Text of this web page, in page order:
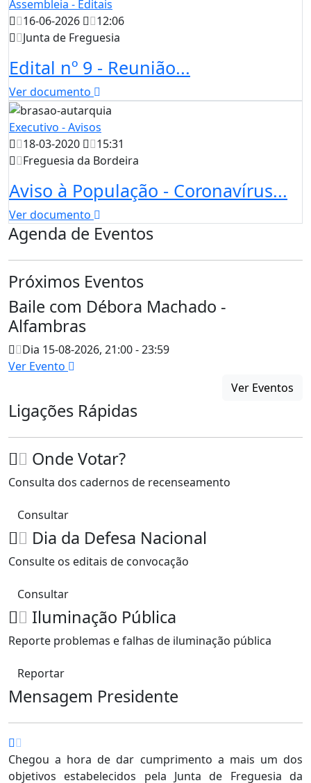
Assembleia - Editais
16-06-2026
12:06
Junta de Freguesia
Edital nº 9 - Reunião...
Ver documento
Executivo - Avisos
18-03-2020
15:31
Freguesia da Bordeira
Aviso à População - Coronavírus...
Ver documento
Agenda de Eventos
Próximos Eventos
Baile com Débora Machado -
Alfambras
Dia 15-08-2026, 21:00 - 23:59
Ver Evento
Ver Eventos
Ligações Rápidas
Onde Votar?
Consulta dos cadernos de recenseamento
Consultar
Dia da Defesa Nacional
Consulte os editais de convocação
Consultar
Iluminação Pública
Reporte problemas e falhas de iluminação pública
Reportar
Mensagem Presidente
Chegou a hora de dar cumprimento a mais um dos
objetivos estabelecidos pela Junta de Freguesia da